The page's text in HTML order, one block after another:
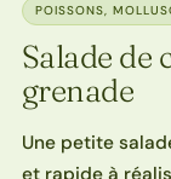
POISSONS,
Salade de
grenade
Une petite
et rapide à